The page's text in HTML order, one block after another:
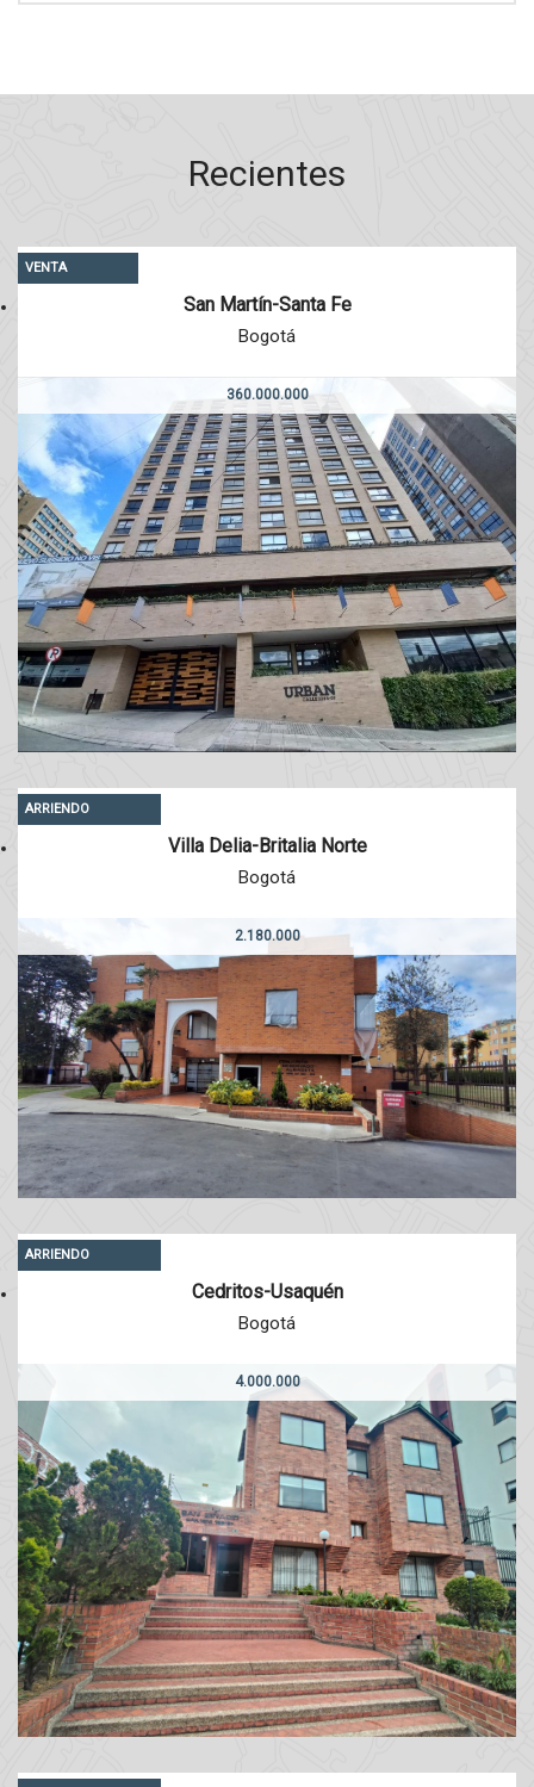
Recientes
San Martín-Santa Fe
Bogotá
VENTA
360.000.000
Villa Delia-Britalia Norte
Bogotá
ARRIENDO
2.180.000
Cedritos-Usaquén
Bogotá
ARRIENDO
4.000.000